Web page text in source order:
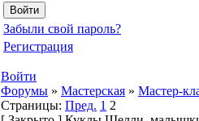
Забыли свой пароль?
Регистрация
Войти
Форумы » Мастерская » Мастер-
Страницы: Пред. 1 2